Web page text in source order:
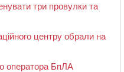
три провулки та
центру обрали на
оператора БпЛА